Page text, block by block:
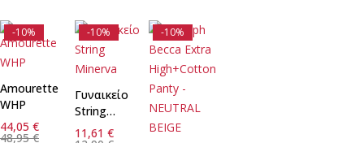
-10%
Amourette
WHP
48,95€
44,05 €
-10%
Γρήγορη
προσθήκη
στο
Γυναικείο
String
Minerva
11,61 €
-10%